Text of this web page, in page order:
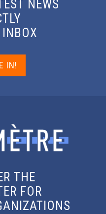
NEWS
INBOX
IN!
THE
FOR